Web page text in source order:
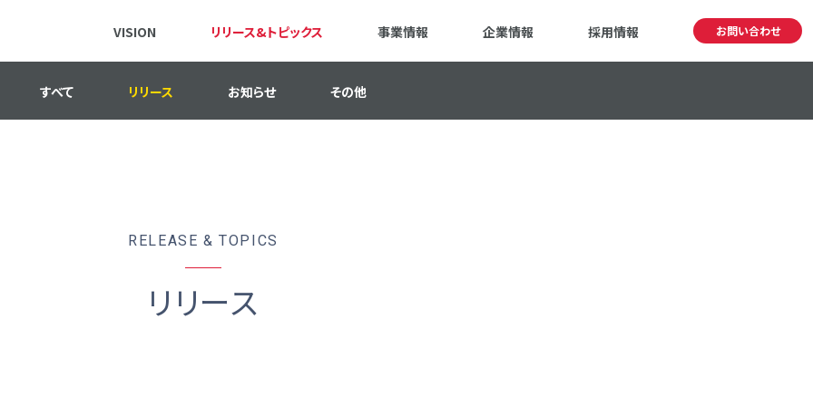
VISION リリース&トピックス 事業情報 企業情報 採用情報 お問い合わせ
すべて リリース お知らせ その他
RELEASE & TOPICS
リリース